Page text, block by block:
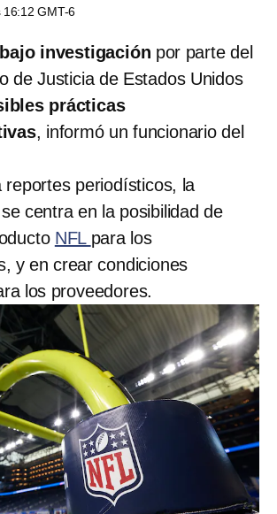
16:12 GMT-6
investigación por parte del
de Justicia de Estados Unidos
prácticas
, informó un funcionario del
reportes periodísticos, la
centra en la posibilidad de
NFL para los
y en crear condiciones
los proveedores.